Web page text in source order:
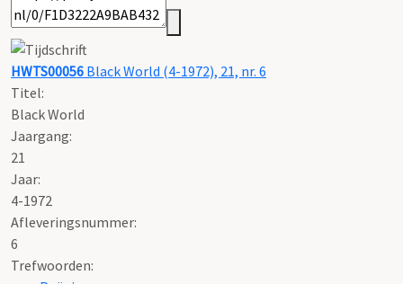
HWTS00056 Black World (4-1972), 21, nr. 6
Titel:
Black World
Jaargang:
21
Jaar:
4-1972
Afleveringsnummer:
6
Trefwoorden: